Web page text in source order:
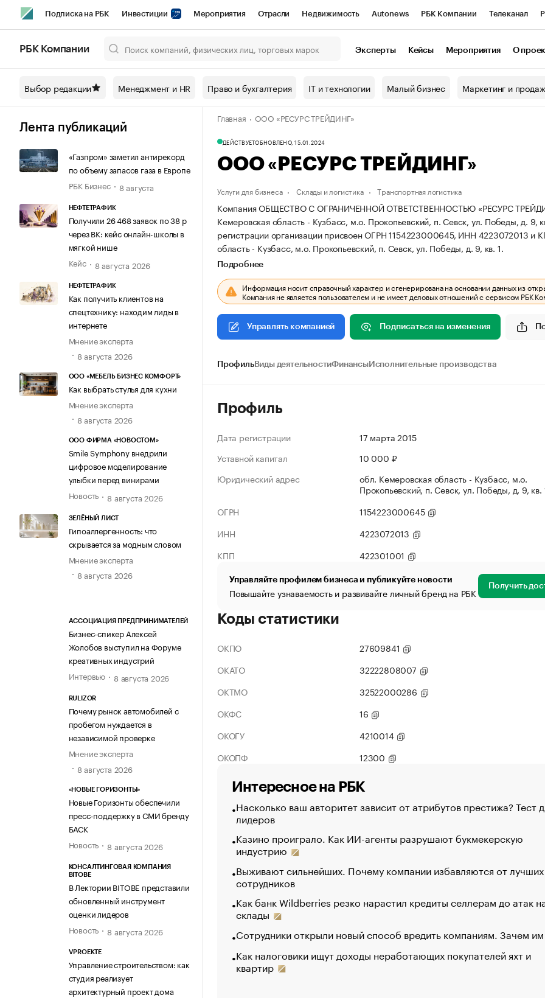
Подписка на РБК Инвестиции Мероприятия Отрасли Недвижимость Autonews РБК Компании Телеканал
Спецпроекты СПб Конференции СПб Спецпроекты Проверка контрагентов
Технологии и медиа Рынок наличной валюты
РБК Компании Эксперты Кейсы Мероприятия О
Выбор редакции Менеджмент и HR Право и бухгалтерия IT и технологии Малый бизнес Маркетинг и
Лента публикаций
«Газпром» заметил антирекорд
по объему запасов газа в Европе
РБК Бизнес
8 августа
НЕФТЕТРАФИК
Получили 26 468 заявок по 38 р
через ВК: кейс онлайн-школы в
мягкой нише
Кейс
8 августа 2026
НЕФТЕТРАФИК
Как получить клиентов на
спецтехнику: находим лиды в
интернете
Мнение эксперта
8 августа 2026
ООО «МЕБЕЛЬ БИЗНЕС КОМФОРТ»
Как выбрать стулья для кухни
Мнение эксперта
8 августа 2026
ООО ФИРМА «НОВОСТОМ»
Smile Symphony внедрили
цифровое моделирование
улыбки перед винирами
Новость
8 августа 2026
ЗЕЛЁНЫЙ ЛИСТ
Гипоаллергенность: что
скрывается за модным словом
Мнение эксперта
8 августа 2026
АССОЦИАЦИЯ ПРЕДПРИНИМАТЕЛЕЙ
Бизнес-спикер Алексей
Жолобов выступил на Форуме
креативных индустрий
Интервью
8 августа 2026
RULIZOR
Почему рынок автомобилей с
пробегом нуждается в
независимой проверке
Мнение эксперта
8 августа 2026
«НОВЫЕ ГОРИЗОНТЫ»
Новые Горизонты обеспечили
пресс-поддержку в СМИ бренду
БАСК
Новость
8 августа 2026
КОНСАЛТИНГОВАЯ КОМПАНИЯ
BITOBE
В Лектории BITOBE представили
обновленный инструмент
оценки лидеров
Новость
8 августа 2026
VPROEKTE
Управление строительством: как
студия реализует
архитектурный проект дома
Главная ООО «РЕСУРС ТРЕЙДИНГ»
ДЕЙСТВУЕТОБНОВЛЕНО, 15.01.2024
ООО «РЕСУРС ТРЕЙДИНГ»
Услуги для бизнеса Склады и логистика Транспортная логистика
Компания ОБЩЕСТВО С ОГРАНИЧЕННОЙ ОТВЕТСТВЕННОСТЬЮ «РЕСУРС
Кемеровская область - Кузбасс, м.о. Прокопьевский, п. Севск, ул. Победы, д. 9,
регистрации организации присвоен ОГРН 1154223000645, ИНН 4223072013 и
область - Кузбасс, м.о. Прокопьевский, п. Севск, ул. Победы, д. 9, кв. 1.
Подробнее
Информация носит справочный характер и сгенерирована на основании данных из
Компания не является пользователем и не имеет деловых отношений с сервисом РБК
Управлять компанией Подписаться на изменения
ПрофильВиды деятельностиФинансыИсполнительные производства
Профиль
Дата регистрации
17 марта 2015
Уставной капитал
10 000 ₽
Юридический адрес
обл. Кемеровская область - Кузбасс, м.о.
Прокопьевский, п. Севск, ул. Победы, д. 9, кв.
ОГРН
1154223000645
ИНН
4223072013
КПП
422301001
Управляйте профилем бизнеса и публикуйте новости
Повышайте узнаваемость и развивайте личный бренд на РБК Получить
Коды статистики
ОКПО
27609841
ОКАТО
32222808007
ОКТМО
32522000286
ОКФС
16
ОКОГУ
4210014
ОКОПФ
12300
Интересное на РБК
Насколько ваш авторитет зависит от атрибутов престижа? Тест
лидеров
Казино проиграло. Как ИИ-агенты разрушают букмекерскую
индустрию
Выживают сильнейших. Почему компании избавляются от лучших
сотрудников
Как банк Wildberries резко нарастил кредиты селлерам до атак
склады
Сотрудники открыли новый способ вредить компаниям. Зачем
Как налоговики ищут доходы неработающих покупателей яхт и
квартир